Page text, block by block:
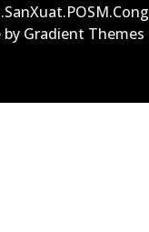
Gradient